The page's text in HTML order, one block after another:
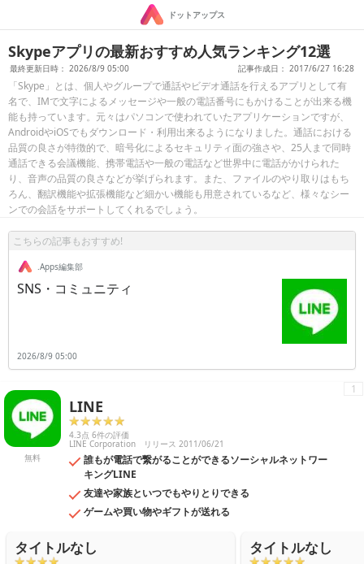
ドットアップス
Skypeアプリの最新おすすめ人気ランキング12選
最終更新日時： 2026/8/9 05:00 記事作成日： 2017/6/27 16:28
「Skype」とは、個人やグループで通話やビデオ通話を行えるアプリとして有
名で、IMで文字によるメッセージや一般の電話番号にもかけることが出来る機
能も持っています。元々はパソコンで使われていたアプリケーションですが、
AndroidやiOSでもダウンロード・利用出来るようになりました。通話における
品質の良さが特徴的で、暗号化によるセキュリティ面の強さや、25人まで同時
通話できる会議機能、携帯電話や一般の電話など世界中に電話がかけられた
り、音声の品質の良さなどが挙げられます。また、ファイルのやり取りはもち
ろん、翻訳機能や拡張機能など細かい機能も用意されているなど、様々なシー
ンでの会話をサポートしてくれるでしょう。
こちらの記事もおすすめ!
.Apps編集部
SNS・コミュニティ
2026/8/9 05:00
無料
LINE
4.3点 6件の評価
LINE Corporation リリース 2011/06/21
誰もが電話で繋がることができるソーシャルネットワー
キングLINE
友達や家族といつでもやりとりできる
ゲームや買い物やギフトが送れる
1
タイトルなし タイトルなし